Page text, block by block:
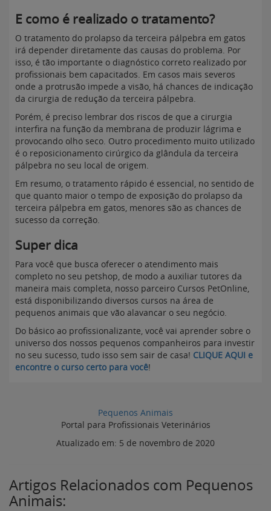
E como é realizado o tratamento?
O tratamento do prolapso da terceira pálpebra em gatos
irá depender diretamente das causas do problema. Por
isso, é tão importante o diagnóstico correto realizado por
profissionais bem capacitados. Em casos mais severos
onde a protrusão impede a visão, há chances de indicação
da cirurgia de redução da terceira pálpebra.
Porém, é preciso lembrar dos riscos de que a cirurgia
interfira na função da membrana de produzir lágrima e
provocando olho seco. Outro procedimento muito utilizado
é o reposicionamento cirúrgico da glândula da terceira
pálpebra no seu local de origem.
Em resumo, o tratamento rápido é essencial, no sentido de
que quanto maior o tempo de exposição do prolapso da
terceira pálpebra em gatos, menores são as chances de
sucesso da correção.
Super dica
Para você que busca oferecer o atendimento mais
completo no seu petshop, de modo a auxiliar tutores da
maneira mais completa, nosso parceiro Cursos PetOnline,
está disponibilizando diversos cursos na área de
pequenos animais que vão alavancar o seu negócio.
Do básico ao profissionalizante, você vai aprender sobre o
universo dos nossos pequenos companheiros para investir
no seu sucesso, tudo isso sem sair de casa! CLIQUE AQUI e
encontre o curso certo para você!
Pequenos Animais
Portal para Profissionais Veterinários
Atualizado em: 5 de novembro de 2020
Artigos Relacionados com Pequenos
Animais: